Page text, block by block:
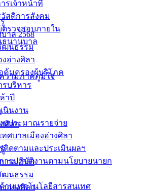
าล 2568
ฒนธรรม
งอ่างศิลา
คุ้มครองผู้บริโภค
บริหาร
าปี
นินงาน
ประมาณรายจ่าย
ศบาลเมืองอ่างศิลา
ติดตามและประเมินผลฯ
ารปฏิบัติงานตามนโยบายนายก
นเทคโนโลยีสารสนเทศ
รเจ้าหน้าที่
สดิการสังคม
รวจสอบภายใน
ธนานุบาล
วามภาคภูมิใจ
ศิลา
าล 2568
ฒนธรรม
งอ่างศิลา
ชาชน รับฟังและเข้าถึงข้อมูลข่าวสาร
วังและละเอียดรอบคอบ
ยชื่อผู้ที่ลงทะเบียนตรวจสุขภาพ
“เทศบาลเมืองอ่างศิลาห่วงใยสุขภาพ
นงบประมาณรายจ่าย ประจำ
รั้งที่ 11/2568